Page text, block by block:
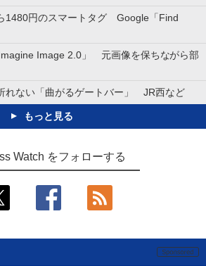
1480円のスマートタグ Google「Find
Image 2.0」 元画像を保ちながら部
れない「曲がるゲートバー」 JR西など
もっと見る
Watch をフォローする